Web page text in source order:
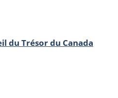
du Trésor du Canada